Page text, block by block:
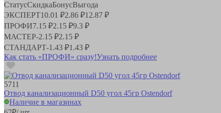
СтатусСкидкаБонусВыгода
ЭКСПЕРТ10.01 ₽2.86 ₽12.87 ₽
ПРОФИ7.15 ₽2.15 ₽9.3 ₽
МАСТЕР-2.15 ₽2.15 ₽
СТАНДАРТ-1.43 ₽1.43 ₽
Как стать «ПРОФИ» сразу!Узнать подробнее
5711
Отвод канализационный D50 угол 45гр Ostendorf
Наличие в магазинах